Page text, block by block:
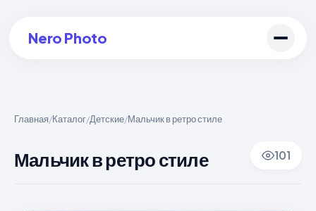
Nero Photo
Создать арт
Главная/Каталог/Детские/Мальчик в ретро стиле
Мальчик в ретро стиле 101